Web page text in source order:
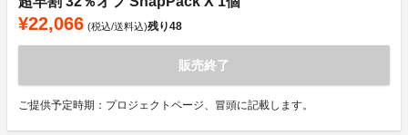
¥22,066 (税込/送料込)残り48
販売終了
ご提供予定時期：プロジェクトページ、冒頭に記載します。